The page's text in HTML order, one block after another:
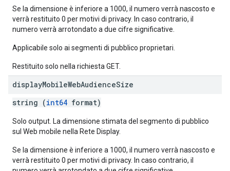
Se la dimensione è inferiore a 1000, il numero verrà nascosto e
verrà restituito 0 per motivi di privacy. In caso contrario, il
numero verrà arrotondato a due cifre significative.
Applicabile solo ai segmenti di pubblico proprietari.
Restituito solo nella richiesta GET.
displayMobileWebAudienceSize
string (int64 format)
Solo output. La dimensione stimata del segmento di pubblico
sul Web mobile nella Rete Display.
Se la dimensione è inferiore a 1000, il numero verrà nascosto e
verrà restituito 0 per motivi di privacy. In caso contrario, il